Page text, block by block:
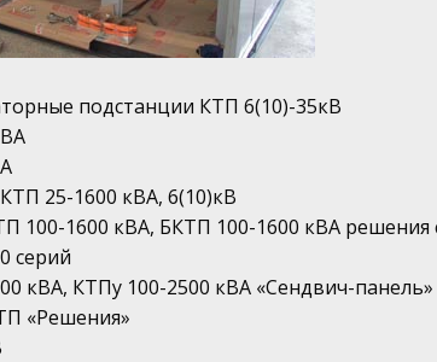
подстанции КТП 6(10)-35кВ
КТП 25-1600 кВА, 6(10)кВ
100-1600 кВА, БКТП 100-1600 кВА
серий
кВА, КТПу 100-2500 кВА «Сендвич-панель»
«Решения»